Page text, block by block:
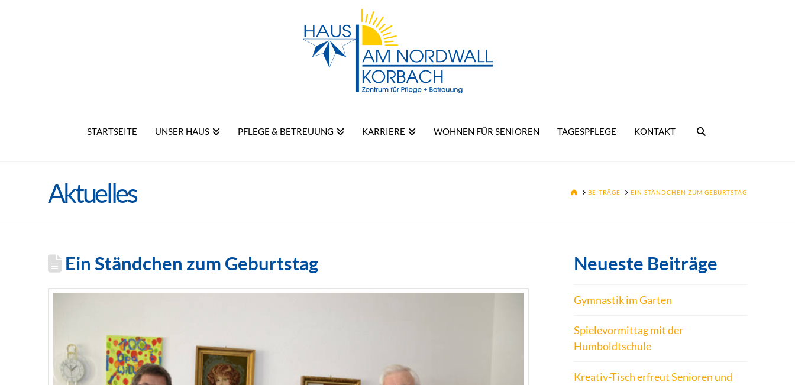
STARTSEITE UNSER HAUS PFLEGE & BETREUUNG KARRIERE WOHNEN FÜR SENIOREN TAGESPFLEGE KONTAKT
Aktuelles HOMEBEITRÄGE EIN STÄNDCHEN ZUM GEBURTSTAG
Ein Ständchen zum Geburtstag Neueste Beiträge
Gymnastik im Garten
Spielevormittag mit der
Humboldtschule
Kreativ-Tisch erfreut Senioren und